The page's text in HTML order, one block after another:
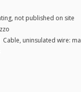
not published on site
Cable, uninsulated wire: